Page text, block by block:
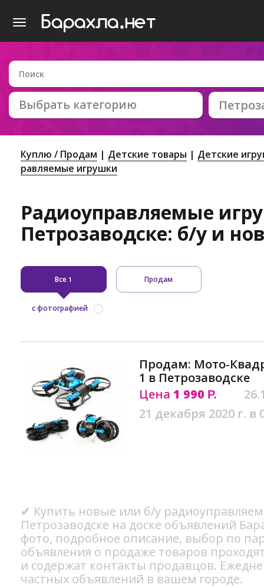
Выбрать категорию
Куплю / Продам Детские товары
Детские
равляемые игрушки
Радиоуправляемые
Петрозаводске: б/у и
Все 1 Продам
с фотографией
Продам: Мото-
1 в Петрозаводске
Цена 1 990 Р.
21 декабря 2020 г. в
✔ Купить новые или б/у
Петрозаводске на доске объявлений
фото, подробное описание, выбор по
объявления о продаже товаров
и содержат контакты продавцов.
частных объявлений в вашем городе.